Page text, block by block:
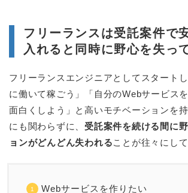
フリーランスは受託案件で
入れると同時に野心を失っ
フリーランスエンジニアとしてスタート
に働いて稼ごう」「自分のWebサービス
面白くしよう」と高いモチベーションを
にも関わらずに、 受託案件を続ける間に
ョンがどんどん失われることが往々にし
Webサービスを作りたい